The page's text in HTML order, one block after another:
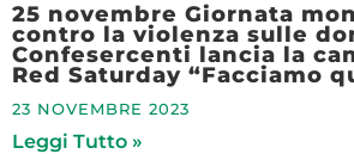
25 novembre Giornata
contro la violenza sulle
Confesercenti lancia la
Red Saturday “Facciamo
23 NOVEMBRE 2023
Leggi Tutto »